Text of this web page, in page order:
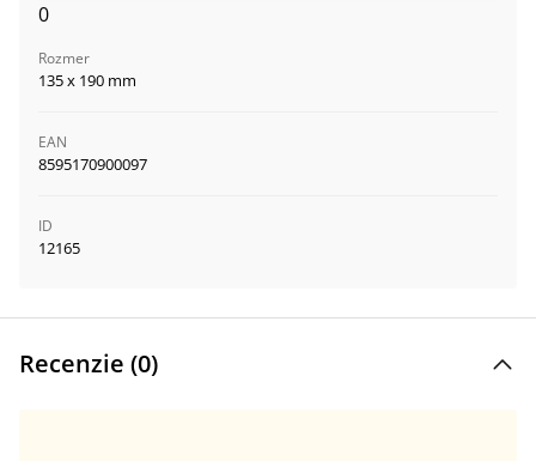
0
Rozmer
135 x 190 mm
EAN
8595170900097
ID
12165
Recenzie (0)